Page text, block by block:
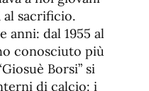
sacrificio.
anni: dal 1955 al
conosciuto più
Borsi” si
di calcio: i